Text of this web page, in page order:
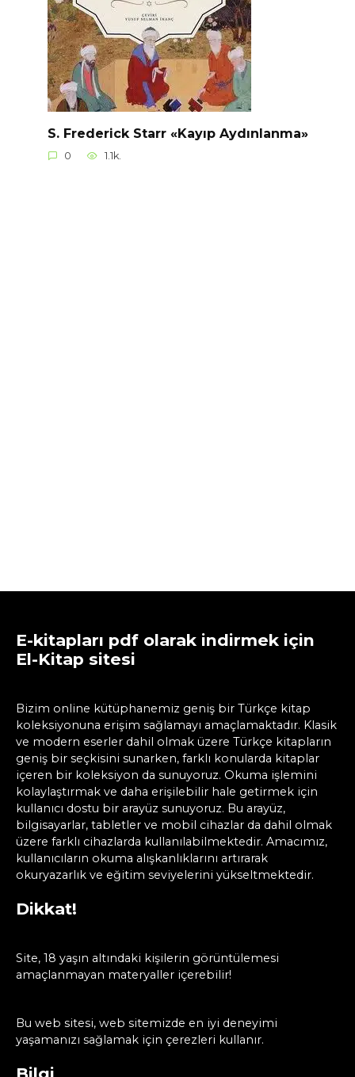
S. Frederick Starr «Kayıp Aydınlanma»
0 1.1k.
E-kitapları pdf olarak indirmek için
El-Kitap sitesi
Bizim online kütüphanemiz geniş bir Türkçe kitap
koleksiyonuna erişim sağlamayı amaçlamaktadır. Klasik
ve modern eserler dahil olmak üzere Türkçe kitapların
geniş bir seçkisini sunarken, farklı konularda kitaplar
içeren bir koleksiyon da sunuyoruz. Okuma işlemini
kolaylaştırmak ve daha erişilebilir hale getirmek için
kullanıcı dostu bir arayüz sunuyoruz. Bu arayüz,
bilgisayarlar, tabletler ve mobil cihazlar da dahil olmak
üzere farklı cihazlarda kullanılabilmektedir. Amacımız,
kullanıcıların okuma alışkanlıklarını artırarak
okuryazarlık ve eğitim seviyelerini yükseltmektedir.
Dikkat!
Site, 18 yaşın altındaki kişilerin görüntülemesi
amaçlanmayan materyaller içerebilir!
Bu web sitesi, web sitemizde en iyi deneyimi
yaşamanızı sağlamak için çerezleri kullanır.